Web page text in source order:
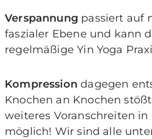
Verspannung passiert auf
faszialer Ebene und kann
regelmäßige Yin Yoga
Kompression dagegen
Knochen an Knochen
weiteres Voranschreiten in
möglich! Wir sind alle